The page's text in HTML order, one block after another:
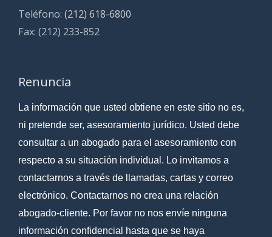
Teléfono: (212) 618-6800
Fax: (212) 233-852
Renuncia
La información que usted obtiene en este sitio no es,
ni pretende ser, asesoramiento jurídico. Usted debe
consultar a un abogado para el asesoramiento con
respecto a su situación individual. Lo invitamos a
contactarnos a través de llamadas, cartas y correo
electrónico. Contactarnos no crea una relación
abogado-cliente. Por favor no nos envíe ninguna
información confidencial hasta que se haya